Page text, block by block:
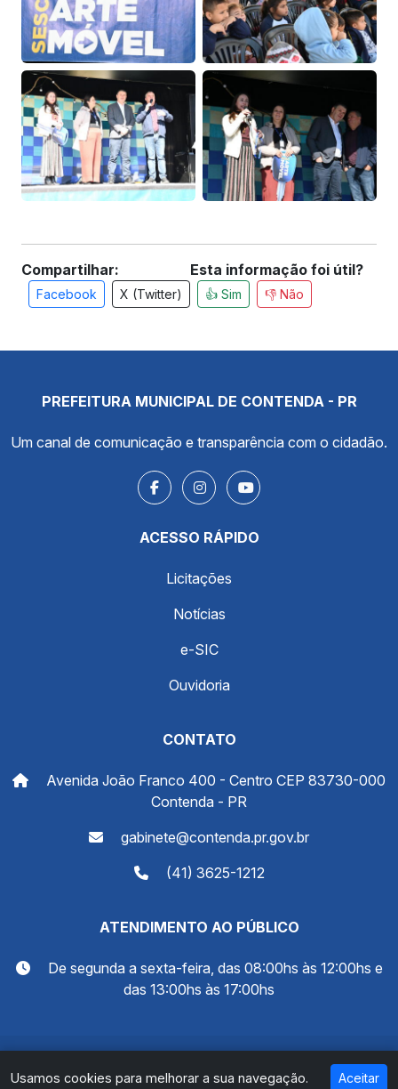
Compartilhar:
Facebook X (Twitter)
Esta informação foi útil?
👍 Sim 👎 Não
PREFEITURA MUNICIPAL DE CONTENDA - PR
Um canal de comunicação e transparência com o cidadão.
ACESSO RÁPIDO
Licitações
Notícias
e-SIC
Ouvidoria
CONTATO
Avenida João Franco 400 - Centro CEP 83730-000
Contenda - PR
gabinete@contenda.pr.gov.br
(41) 3625-1212
ATENDIMENTO AO PÚBLICO
De segunda a sexta-feira, das 08:00hs às 12:00hs e
das 13:00hs às 17:00hs
© 2026 Prefeitura Municipal de Contenda - PR. Todos
Usamos cookies para melhorar a sua navegação. Aceitar